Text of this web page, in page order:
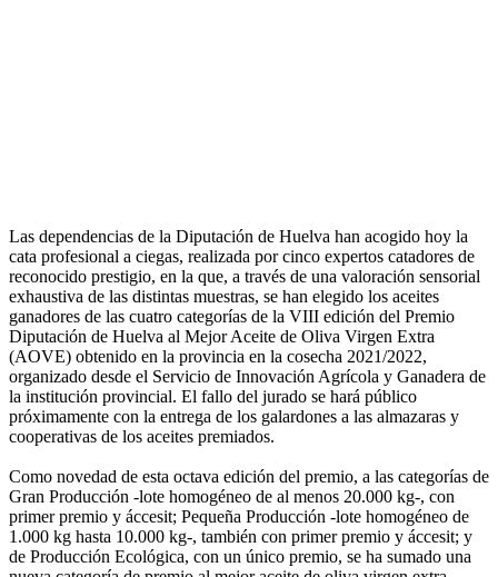
Las dependencias de la Diputación de Huelva han acogido hoy la
cata profesional a ciegas, realizada por cinco expertos catadores de
reconocido prestigio, en la que, a través de una valoración sensorial
exhaustiva de las distintas muestras, se han elegido los aceites
ganadores de las cuatro categorías de la VIII edición del Premio
Diputación de Huelva al Mejor Aceite de Oliva Virgen Extra
(AOVE) obtenido en la provincia en la cosecha 2021/2022,
organizado desde el Servicio de Innovación Agrícola y Ganadera de
la institución provincial. El fallo del jurado se hará público
próximamente con la entrega de los galardones a las almazaras y
cooperativas de los aceites premiados.
Como novedad de esta octava edición del premio, a las categorías de
Gran Producción -lote homogéneo de al menos 20.000 kg-, con
primer premio y áccesit; Pequeña Producción -lote homogéneo de
1.000 kg hasta 10.000 kg-, también con primer premio y áccesit; y
de Producción Ecológica, con un único premio, se ha sumado una